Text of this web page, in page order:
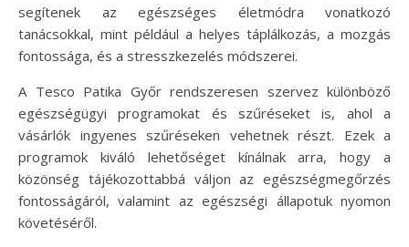
segítenek az egészséges életmódra vonatkozó
tanácsokkal, mint például a helyes táplálkozás, a mozgás
fontossága, és a stresszkezelés módszerei.
A Tesco Patika Győr rendszeresen szervez különböző
egészségügyi programokat és szűréseket is, ahol a
vásárlók ingyenes szűréseken vehetnek részt. Ezek a
programok kiváló lehetőséget kínálnak arra, hogy a
közönség tájékozottabbá váljon az egészségmegőrzés
fontosságáról, valamint az egészségi állapotuk nyomon
követéséről.